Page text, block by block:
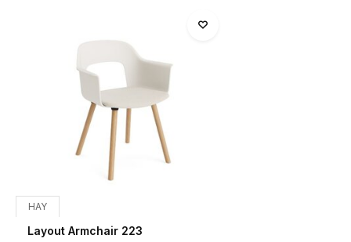
HAY
Layout Armchair 223